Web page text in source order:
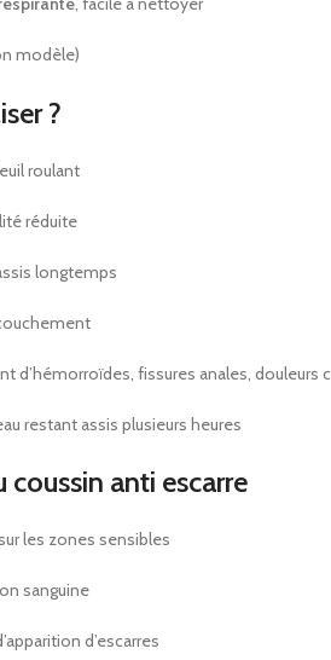
modèle)
?
roulant
réduite
longtemps
d’hémorroïdes, fissures anales, douleurs
restant assis plusieurs heures
coussin anti escarre
les zones sensibles
sanguine
d’escarres